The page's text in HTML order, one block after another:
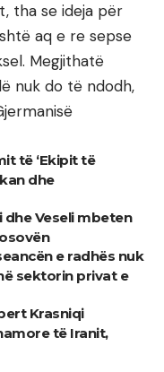
tha se ideja për
aq e re sepse
Megjithatë
nuk do të ndodh,
të ‘Ekipit të
dhe
dhe Veseli mbeten
e radhës nuk
sektorin privat e
Krasniqi
të Iranit,